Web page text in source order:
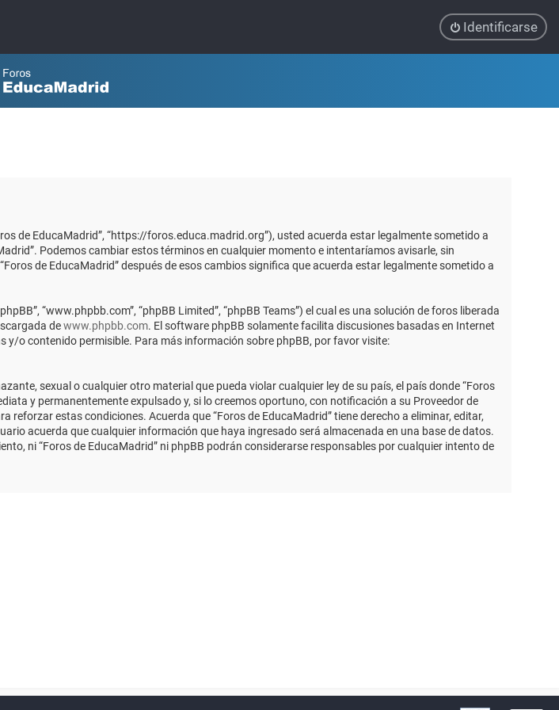
Identificarse
de EducaMadrid”, “https://foros.educa.madrid.org”), usted acuerda estar legalmente sometido a
Podemos cambiar estos términos en cualquier momento e intentaríamos avisarle, sin
de EducaMadrid” después de esos cambios significa que acuerda estar legalmente sometido a
“www.phpbb.com”, “phpBB Limited”, “phpBB Teams”) el cual es una solución de foros liberada
dewww.phpbb.com. El software phpBB solamente facilita discusiones basadas en Internet
o contenido permisible. Para más información sobre phpBB, por favor visite:
sexual o cualquier otro material que pueda violar cualquier ley de su país, el país donde “Foros
y permanentemente expulsado y, si lo creemos oportuno, con notificación a su Proveedor de
estas condiciones. Acuerda que “Foros de EducaMadrid” tiene derecho a eliminar, editar,
acuerda que cualquier información que haya ingresado será almacenada en una base de datos.
ni “Foros de EducaMadrid” ni phpBB podrán considerarse responsables por cualquier intento de